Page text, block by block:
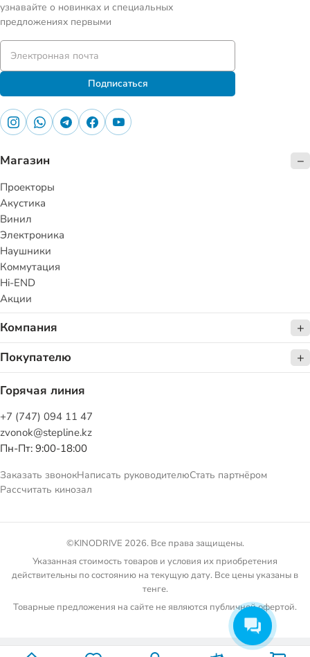
узнавайте о новинках и специальных
предложениях первыми
Подписаться
Магазин
Проекторы
Акустика
Винил
Электроника
Наушники
Коммутация
Hi-END
Акции
Компания
Покупателю
Горячая линия
+7 (747) 094 11 47
zvonok@stepline.kz
Пн-Пт: 9:00-18:00
Заказать звонокНаписать руководителюСтать партнёром
Рассчитать кинозал
©KINODRIVE 2026. Все права защищены.
Указанная стоимость товаров и условия их приобретения
действительны по состоянию на текущую дату. Все цены указаны в
тенге.
Товарные предложения на сайте не являются публичной офертой.